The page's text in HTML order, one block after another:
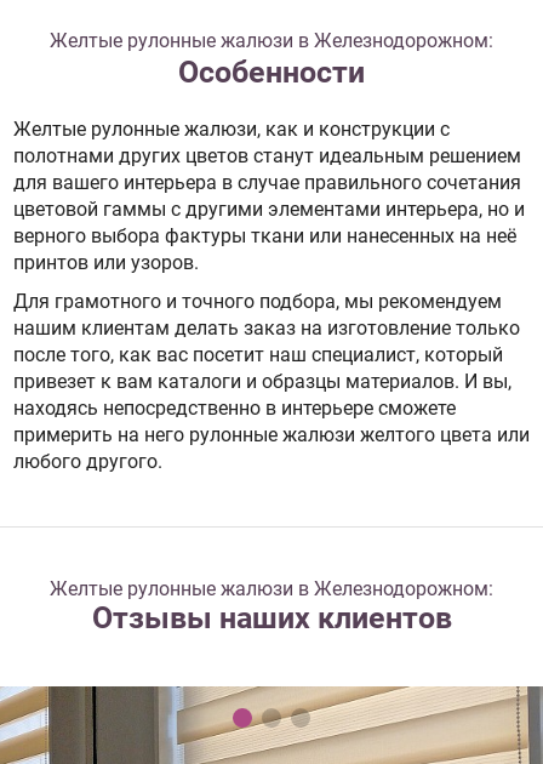
Желтые рулонные жалюзи в Железнодорожном:
Особенности
Желтые рулонные жалюзи, как и конструкции с
полотнами других цветов станут идеальным решением
для вашего интерьера в случае правильного сочетания
цветовой гаммы с другими элементами интерьера, но и
верного выбора фактуры ткани или нанесенных на неё
принтов или узоров.
Для грамотного и точного подбора, мы рекомендуем
нашим клиентам делать заказ на изготовление только
после того, как вас посетит наш специалист, который
привезет к вам каталоги и образцы материалов. И вы,
находясь непосредственно в интерьере сможете
примерить на него рулонные жалюзи желтого цвета или
любого другого.
Желтые рулонные жалюзи в Железнодорожном:
Отзывы наших клиентов